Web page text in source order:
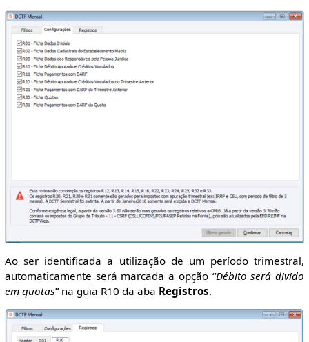
Ao ser identificada a utilização de um período trimestral,
automaticamente será marcada a opção “Débito será divido
em quotas” na guia R10 da aba Registros.